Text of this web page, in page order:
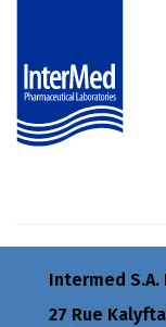
Intermed
27 Rue